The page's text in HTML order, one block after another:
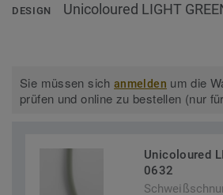
DESIGN Unicoloured LIGHT
Sie müssen sichanmelden um die
prüfen und online zu bestellen (nur
Unicoloured
0632